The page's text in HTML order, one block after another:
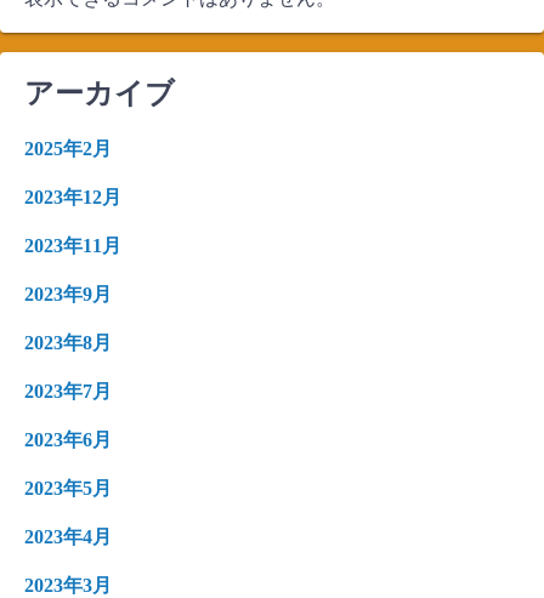
アーカイブ
2025年2月
2023年12月
2023年11月
2023年9月
2023年8月
2023年7月
2023年6月
2023年5月
2023年4月
2023年3月